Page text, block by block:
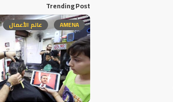
Trending Post
AMENA عالم الأعمال